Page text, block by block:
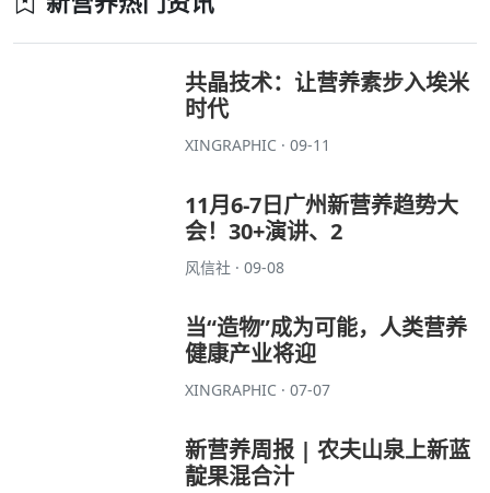
共晶技术：让营养素步入埃米
时代
XINGRAPHIC · 09-11
11月6-7日广州新营养趋势大
会！30+演讲、2
风信社 · 09-08
当“造物”成为可能，人类营养
健康产业将迎
XINGRAPHIC · 07-07
新营养周报 | 农夫山泉上新蓝
靛果混合汁